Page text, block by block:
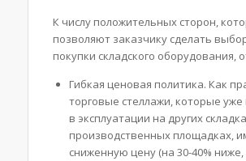
К числу положительных сторон,
позволяют заказчику сделать
покупки складского оборудования,
Гибкая ценовая политика. Как
торговые стеллажи, которые уже
в эксплуатации на других
производственных площадках,
сниженную цену (на 30-40%